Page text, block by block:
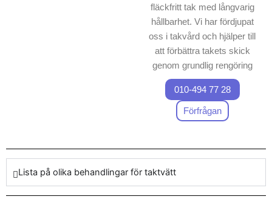
fläckfritt tak med långvarig
hållbarhet. Vi har fördjupat
oss i takvård och hjälper till
att förbättra takets skick
genom grundlig rengöring
och algbehandling, vilket är
kritiskt för takunderhåll. Vårt
arbete inkluderar även
fasadtvätt, vilket innebär att
garanterar ett noggrant och
använder specialutrustning
010-494 77 28
Förfrågan
Lista på olika behandlingar för taktvätt